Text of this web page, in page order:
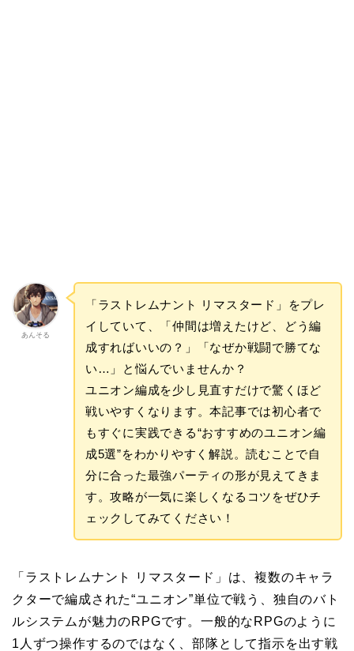
あんそる
「ラストレムナント リマスタード」をプレ
イしていて、「仲間は増えたけど、どう編
成すればいいの？」「なぜか戦闘で勝てな
い…」と悩んでいませんか？
ユニオン編成を少し見直すだけで驚くほど
戦いやすくなります。本記事では初心者で
もすぐに実践できる“おすすめのユニオン編
成5選”をわかりやすく解説。読むことで自
分に合った最強パーティの形が見えてきま
す。攻略が一気に楽しくなるコツをぜひチ
ェックしてみてください！
「ラストレムナント リマスタード」は、複数のキャラ
クターで編成された“ユニオン”単位で戦う、独自のバト
ルシステムが魅力のRPGです。一般的なRPGのように
1人ずつ操作するのではなく、部隊として指示を出す戦